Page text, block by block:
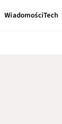
WiadomościTech